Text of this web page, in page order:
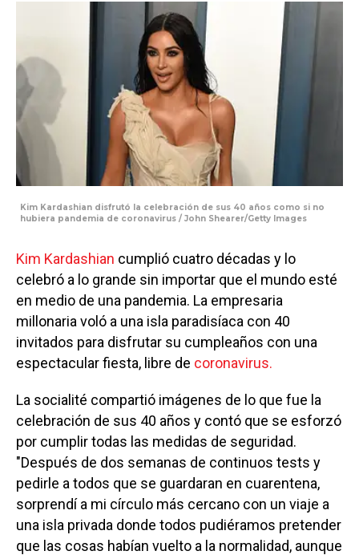
Kim Kardashian disfrutó la celebración de sus 40 años como si no
hubiera pandemia de coronavirus / John Shearer/Getty Images
Kim Kardashian cumplió cuatro décadas y lo
celebró a lo grande sin importar que el mundo esté
en medio de una pandemia. La empresaria
millonaria voló a una isla paradisíaca con 40
invitados para disfrutar su cumpleaños con una
espectacular fiesta, libre de coronavirus.
La socialité compartió imágenes de lo que fue la
celebración de sus 40 años y contó que se esforzó
por cumplir todas las medidas de seguridad.
"Después de dos semanas de continuos tests y
pedirle a todos que se guardaran en cuarentena,
sorprendí a mi círculo más cercano con un viaje a
una isla privada donde todos pudiéramos pretender
que las cosas habían vuelto a la normalidad, aunque